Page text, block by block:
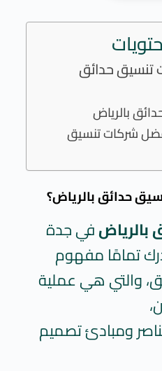
حدائق
بالرياض
شركات تنسيق
حدائق بالرياض؟
في جدة
تمامًا مفهوم
والتي هي عملية
ومبادئ تصميم